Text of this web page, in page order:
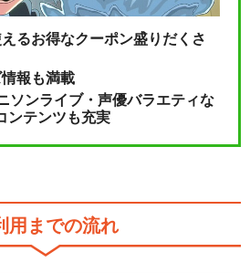
るお得なクーポン盛りだくさ
報も満載
ソンライブ・声優バラエティな
ンテンツも充実
用までの流れ